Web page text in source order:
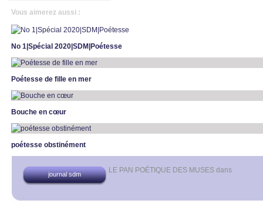
Vous aimerez aussi :
No 1|Spécial 2020|SDM|Poétesse
Poétesse de fille en mer
Bouche en cœur
poétesse obstinément
LE PAN POÉTIQUE DES MUSES dans
journal sdm